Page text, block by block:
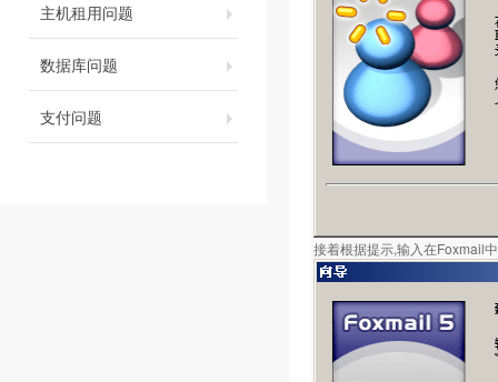
主机租用问题
数据库问题
支付问题
接着根据提示,输入在Foxmail